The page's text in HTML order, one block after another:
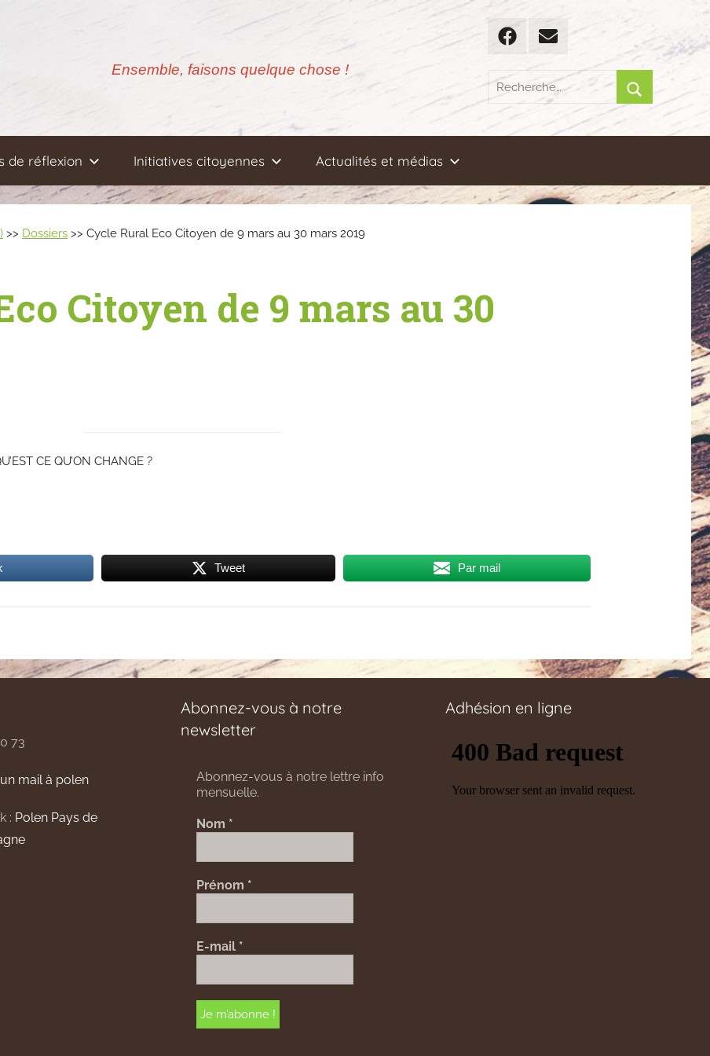
Ensemble, faisons quelque chose !
FacebookEmail
Recherche
pour
Rechercher
de réflexion Initiatives citoyennes Actualités et médias
>> Dossiers >> Cycle Rural Eco Citoyen de 9 mars au 30 mars 2019
Citoyen de 9 mars au 30
CE QU’ON CHANGE ?
Tweet Par mail
73
mail à polen
: Polen Pays de
Abonnez-vous à notre
newsletter
Abonnez-vous à notre lettre info
mensuelle.
Nom *
Prénom *
E-mail *
Adhésion en ligne